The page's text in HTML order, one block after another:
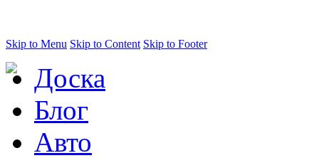
Skip to Menu Skip to Content Skip to Footer
Доска
Блог
Авто